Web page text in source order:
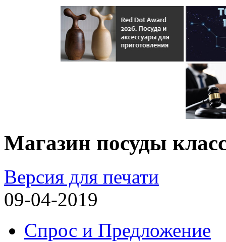
Магазин посуды
Версия для печати
09-04-2019
Спрос и Предложение